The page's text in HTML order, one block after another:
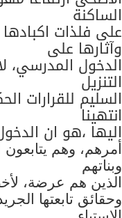
الساكنة
على فلذات
وآثارها على
الدخول المدرسي،
التنزيل
السليم للقرارات
انتهينا
اليها ،هو ان
أمرهم، وهم
وبناتهم
الذين هم عرضة،
وحقائق تابعتها